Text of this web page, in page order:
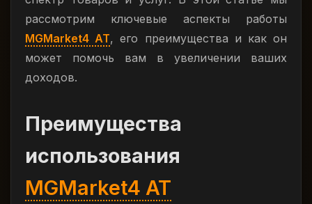
рассмотрим ключевые аспекты работы
MGMarket4 AT, его преимущества и как он
может помочь вам в увеличении ваших
доходов.
Преимущества
использования
MGMarket4 AT